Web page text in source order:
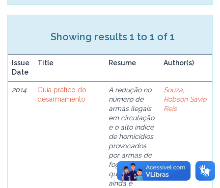
Showing results 1 to 1 of 1
Issue
Date
Title Resume Author(s)
2014
Guia prático do
desarmamento
A redução no
número de
armas ilegais
em circulação
e o alto índice
de homicídios
provocados
por armas de
fogo mostram
que o desafio
ainda é
Souza,
Robson Sávio
Reis